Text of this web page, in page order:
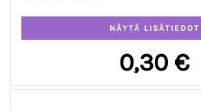
0,30 €